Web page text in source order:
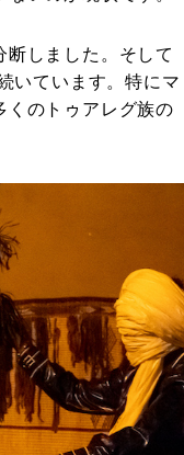
しました。そして
いています。特にマ
くのトゥアレグ族の